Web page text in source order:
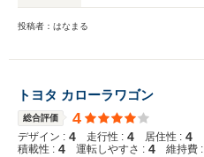
投稿者：はなまる
トヨタ カローラワゴン
総合評価 4
デザイン : 4 走行性 : 4 居住性 : 4
積載性 : 4 運転しやすさ : 4 維持費 :